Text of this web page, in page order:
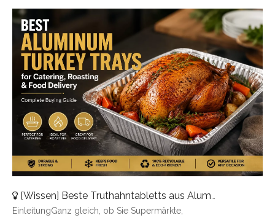
[Wissen] Beste Truthahntabletts aus Aluminium für Catering, Braten und Essenslieferung
EinleitungGanz gleich, ob Sie Supermärkte,